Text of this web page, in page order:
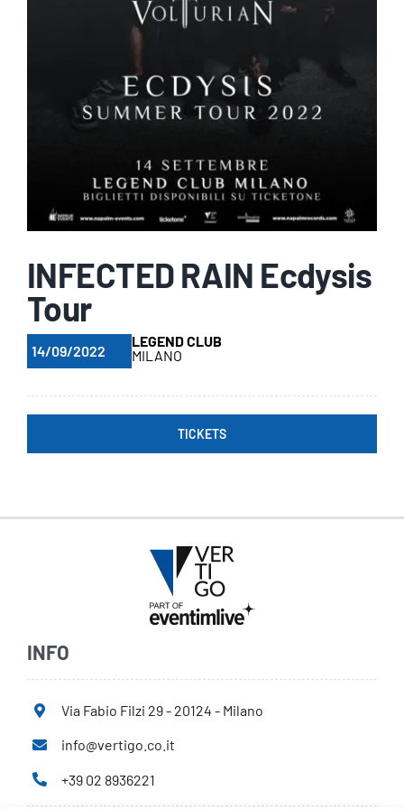
INFECTED RAIN Ecdysis
Tour
14/09/2022
LEGEND CLUB
MILANO
TICKETS
INFO
Via Fabio Filzi 29 - 20124 - Milano
info@vertigo.co.it
+39 02 8936221